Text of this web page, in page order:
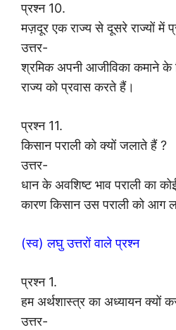
प्रश्न 10.
मज़दूर एक राज्य से दूसरे राज्यों में
उत्तर-
श्रमिक अपनी आजीविका कमाने के
राज्य को प्रवास करते हैं।
प्रश्न 11.
किसान पराली को क्यों जलाते हैं ?
उत्तर-
धान के अवशिष्ट भाव पराली का
कारण किसान उस पराली को आग
(स्व) लघु उत्तरों वाले प्रश्न
प्रश्न 1.
हम अर्थशास्त्र का अध्यायन क्यों
उत्तर-